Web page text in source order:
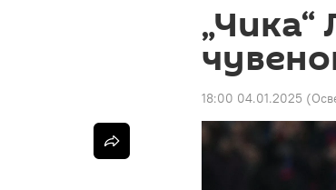
18:00 04.01.2025